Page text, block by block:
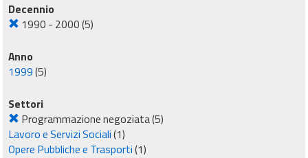
Decennio
1990 - 2000(5)
Anno
1999(5)
Settori
Programmazione negoziata(5)
Lavoro e Servizi Sociali(1)
Opere Pubbliche e Trasporti(1)